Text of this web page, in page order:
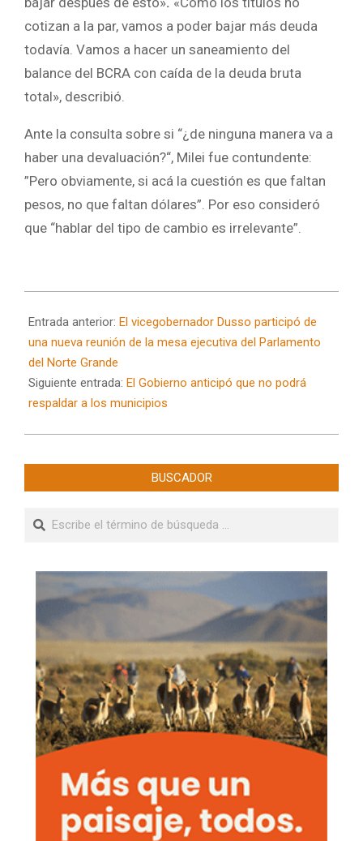
cotizan a la par, vamos a poder bajar más deuda
todavía. Vamos a hacer un saneamiento del
balance del BCRA con caída de la deuda bruta
total», describió.
Ante la consulta sobre si “¿de ninguna manera va a
haber una devaluación?“, Milei fue contundente:
”Pero obviamente, si acá la cuestión es que faltan
pesos, no que faltan dólares”. Por eso consideró
que “hablar del tipo de cambio es irrelevante”.
03-
27
Entrada anterior: El vicegobernador Dusso participó de
una nueva reunión de la mesa ejecutiva del Parlamento
del Norte Grande
Siguiente entrada: El Gobierno anticipó que no podrá
respaldar a los municipios
BUSCADOR